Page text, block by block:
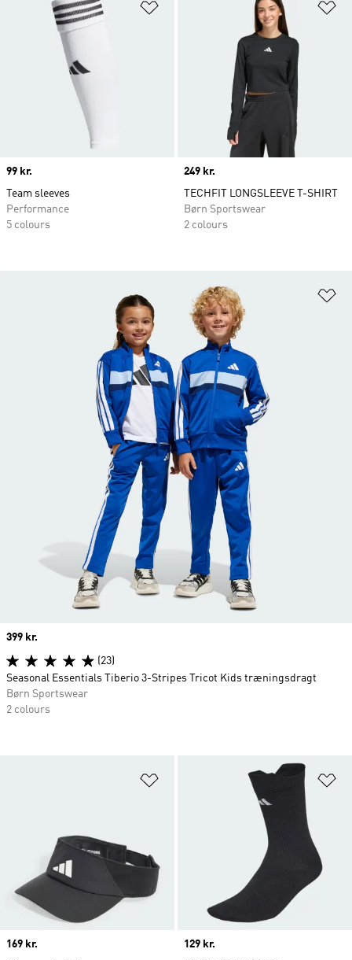
Price
99 kr.
Team sleeves
Performance
5 colours
Price
249 kr.
TECHFIT LONGSLEEVE T-SHIRT
Børn Sportswear
2 colours
Føj til ønskeliste
Price
169 kr.
Price
129 kr.
Price
399 kr.
(23)
Seasonal Essentials Tiberio 3-Stripes Tricot Kids træningsdragt
Børn Sportswear
2 colours